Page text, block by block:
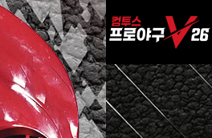
i
p
C
o
n
t